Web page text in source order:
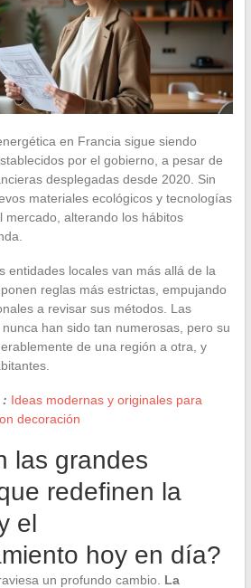
en Francia sigue siendo
por el gobierno, a pesar de
desplegadas desde 2020. Sin
materiales ecológicos y tecnologías
mercado, alterando los hábitos
entidades locales van más allá de la
reglas más estrictas, empujando
a revisar sus métodos. Las
han sido tan numerosas, pero su
de una región a otra, y
: Ideas modernas y originales para
decoración
las grandes
redefinen la
el
hoy en día?
un profundo cambio. La